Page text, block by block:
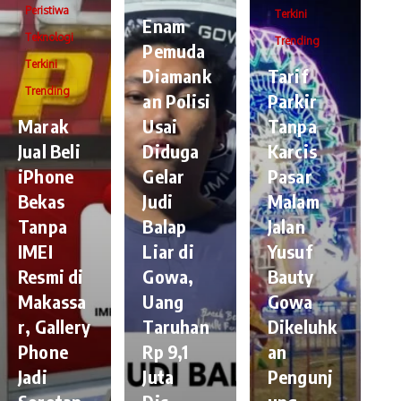
Peristiwa
Teknologi
Terkini
Trending
​Marak
Jual Beli
iPhone
Bekas
Tanpa
IMEI
Resmi di
Makassa
r, Gallery
Phone
Jadi
Enam
Pemuda
Diamank
an Polisi
Usai
Diduga
Gelar
Judi
Balap
Liar di
Gowa,
Uang
Taruhan
Rp 9,1
Juta
Terkini
Trending
Tarif
Parkir
Tanpa
Karcis
Pasar
Malam
Jalan
Yusuf
Bauty
Gowa
Dikeluhk
an
Pengunj